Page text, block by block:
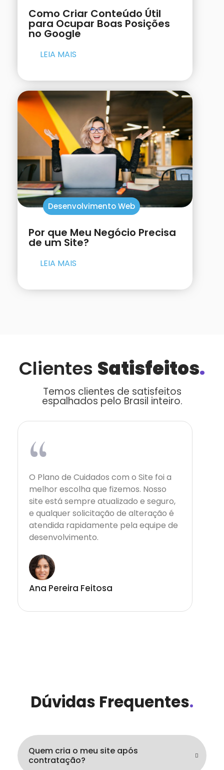
Como Criar Conteúdo Útil
para Ocupar Boas Posições
no Google
LEIA MAIS
Desenvolvimento Web
Por que Meu Negócio Precisa
de um Site?
LEIA MAIS
Clientes Satisfeitos.
Temos clientes de satisfeitos
espalhados pelo Brasil inteiro.
“
O Plano de Cuidados com o Site foi a
melhor escolha que fizemos. Nosso
site está sempre atualizado e seguro,
e qualquer solicitação de alteração é
atendida rapidamente pela equipe de
desenvolvimento.
Ana Pereira Feitosa
Dúvidas Frequentes.
Quem cria o meu site após
contratação?